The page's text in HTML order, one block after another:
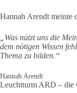
Hannah Arendt meinte
„Was nützt uns die
dem nötigen Wissen
Thema zu bilden.“
Hannah Arendt
Leuchtturm ARD – die